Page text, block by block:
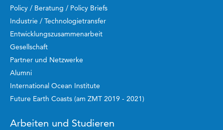
Policy / Beratung / Policy Briefs
Industrie / Technologietransfer
Entwicklungszusammenarbeit
Gesellschaft
Partner und Netzwerke
Alumni
International Ocean Institute
Future Earth Coasts (am ZMT 2019 - 2021)
Arbeiten und Studieren